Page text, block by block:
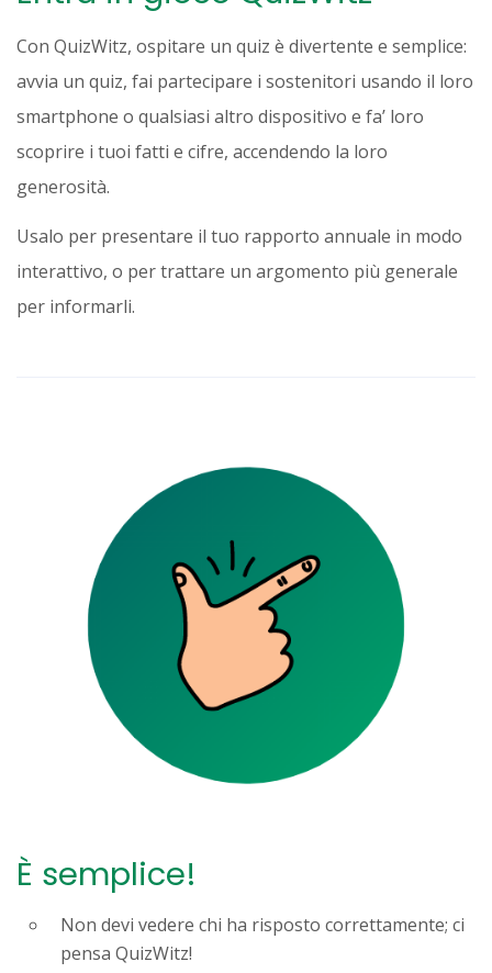
Con QuizWitz, ospitare un quiz è divertente e semplice:
avvia un quiz, fai partecipare i sostenitori usando il loro
smartphone o qualsiasi altro dispositivo e fa’ loro
scoprire i tuoi fatti e cifre, accendendo la loro
generosità.
Usalo per presentare il tuo rapporto annuale in modo
interattivo, o per trattare un argomento più generale
per informarli.
È semplice!
Non devi vedere chi ha risposto correttamente; ci
pensa QuizWitz!